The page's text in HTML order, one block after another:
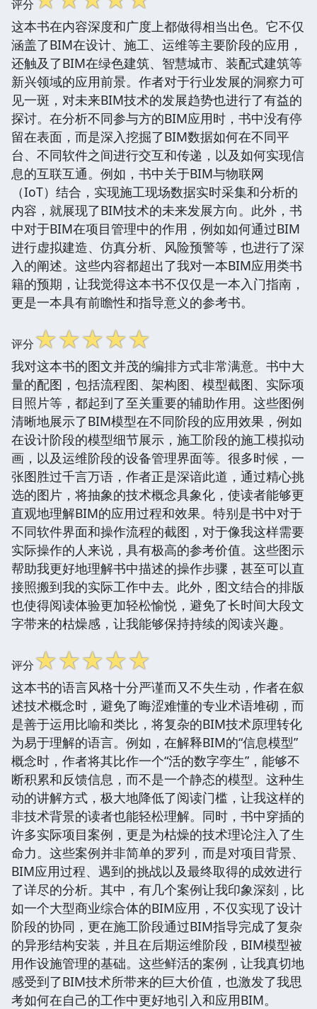
评分
这本书在内容深度和广度上都做得相当出色。它不仅
涵盖了BIM在设计、施工、运维等主要阶段的应用，
还触及了BIM在绿色建筑、智慧城市、装配式建筑等
新兴领域的应用前景。作者对于行业发展的洞察力可
见一斑，对未来BIM技术的发展趋势也进行了有益的
探讨。在分析不同参与方的BIM应用时，书中没有停
留在表面，而是深入挖掘了BIM数据如何在不同平
台、不同软件之间进行交互和传递，以及如何实现信
息的互联互通。例如，书中关于BIM与物联网
（IoT）结合，实现施工现场数据实时采集和分析的
内容，就展现了BIM技术的未来发展方向。此外，书
中对于BIM在项目管理中的作用，例如如何通过BIM
进行虚拟建造、仿真分析、风险预警等，也进行了深
入的阐述。这些内容都超出了我对一本BIM应用类书
籍的预期，让我觉得这本书不仅仅是一本入门指南，
更是一本具有前瞻性和指导意义的参考书。
评分☆☆☆☆☆
我对这本书的图文并茂的编排方式非常满意。书中大
量的配图，包括流程图、架构图、模型截图、实际项
目照片等，都起到了至关重要的辅助作用。这些图例
清晰地展示了BIM模型在不同阶段的应用效果，例如
在设计阶段的模型细节展示，施工阶段的施工模拟动
画，以及运维阶段的设备管理界面等。很多时候，一
张图胜过千言万语，作者正是深谙此道，通过精心挑
选的图片，将抽象的技术概念具象化，使读者能够更
直观地理解BIM的应用过程和效果。特别是书中对于
不同软件界面和操作流程的截图，对于像我这样需要
实际操作的人来说，具有极高的参考价值。这些图示
帮助我更好地理解书中描述的操作步骤，甚至可以直
接照搬到我的实际工作中去。此外，图文结合的排版
也使得阅读体验更加轻松愉悦，避免了长时间大段文
字带来的枯燥感，让我能够保持持续的阅读兴趣。
评分☆☆☆☆☆
这本书的语言风格十分严谨而又不失生动，作者在叙
述技术概念时，避免了晦涩难懂的专业术语堆砌，而
是善于运用比喻和类比，将复杂的BIM技术原理转化
为易于理解的语言。例如，在解释BIM的“信息模型”
概念时，作者将其比作一个“活的数字孪生”，能够不
断积累和反馈信息，而不是一个静态的模型。这种生
动的讲解方式，极大地降低了阅读门槛，让我这样的
非技术背景的读者也能轻松理解。同时，书中穿插的
许多实际项目案例，更是为枯燥的技术理论注入了生
命力。这些案例并非简单的罗列，而是对项目背景、
BIM应用过程、遇到的挑战以及最终取得的成效进行
了详尽的分析。其中，有几个案例让我印象深刻，比
如一个大型商业综合体的BIM应用，不仅实现了设计
阶段的协同，更在施工阶段通过BIM指导完成了复杂
的异形结构安装，并且在后期运维阶段，BIM模型被
用作设施管理的基础。这些鲜活的案例，让我真切地
感受到了BIM技术所带来的巨大价值，也激发了我思
考如何在自己的工作中更好地引入和应用BIM。